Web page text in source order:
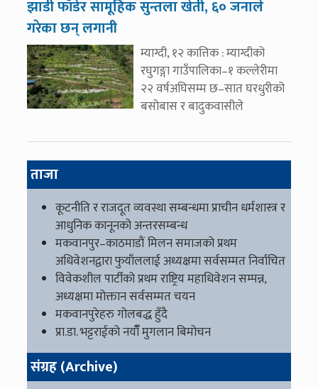
झाडी फाँडेर सामूहिक सुन्तला खेती, ६० जनाले
गरेका छन् लगानी
म्याग्दी, १२ कात्तिक : म्याग्दीको
रघुगङ्गा गाउँपालिका–१ कल्लेरीमा
२२ वर्षअघिसम्म छ–सात घरधुरीको
बसोबास र बादुकवासीले
ताजा
कूटनीति र राजदूत व्यवस्था सम्बन्धमा प्राचीन धर्मशास्त्र र
आधुनिक कानूनको अन्तरसम्बन्ध
मकवानपुर–काठमाडौं मिलन समाजको प्रथम
अधिवेशनद्वारा फुयाँललाई अध्यक्षमा सर्वसम्मत निर्वाचित
विवेकशील पार्टीको प्रथम राष्ट्रिय महाधिवेशन सम्पन्न,
अध्यक्षमा मोक्तान सर्वसम्मत चयन
मकवानपुरेहरु गोलबद्ध हुँदै
प्रा.डा. भट्टराईको नयाँँ मुगलान बिमोचन
संग्रह (Archive)